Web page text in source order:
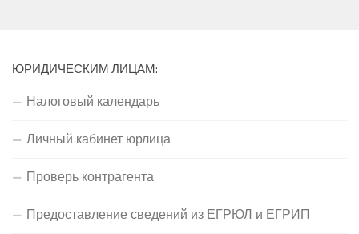
ЮРИДИЧЕСКИМ ЛИЦАМ:
Налоговый календарь
Личный кабинет юрлица
Проверь контрагента
Предоставление сведений из ЕГРЮЛ и ЕГРИП